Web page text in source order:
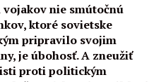
nie smútočnú
ktoré sovietske
pripravilo svojim
je úbohosť. A zneužiť
proti politickým